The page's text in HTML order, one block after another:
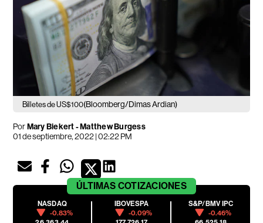
Billetes de US$100(Bloomberg/Dimas Ardian)
PorMary Biekert - Matthew Burgess
01 de septiembre, 2022 | 02:22 PM
ÚLTIMAS COTIZACIONES
NASDAQ
-0.83%
IBOVESPA
-0.09%
S&P/BMV IPC
-0.46%